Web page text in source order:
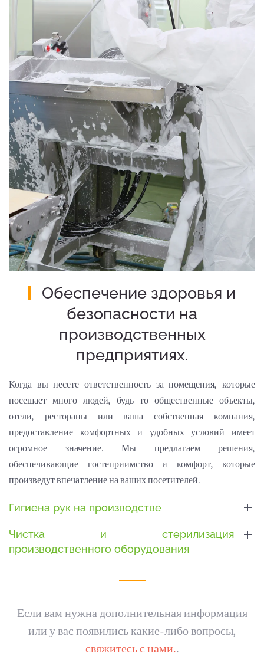
Обеспечение здоровья и
безопасности на
производственных
предприятиях.
Когда вы несете ответственность за помещения, которые
посещает много людей, будь то общественные объекты,
отели, рестораны или ваша собственная компания,
предоставление комфортных и удобных условий имеет
огромное значение. Мы предлагаем решения,
обеспечивающие гостеприимство и комфорт, которые
произведут впечатление на ваших посетителей.
Гигиена рук на производстве
Чистка и стерилизация
производственного оборудования
Если вам нужна дополнительная информация
или у вас появились какие-либо вопросы,
свяжитесь с нами..